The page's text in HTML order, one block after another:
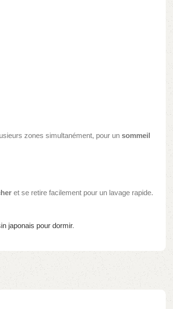
zones simultanément, pour un sommeil
et se retire facilement pour un lavage rapide.
japonais pour dormir.